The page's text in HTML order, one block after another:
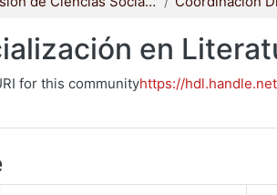
en
for this communityhttps://